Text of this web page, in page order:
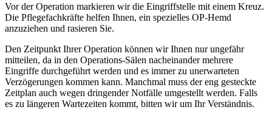
Vor der Operation markieren wir die Eingriffstelle mit einem Kreuz.
Die Pflegefachkräfte helfen Ihnen, ein spezielles OP-Hemd
anzuziehen und rasieren Sie.
Den Zeitpunkt Ihrer Operation können wir Ihnen nur ungefähr
mitteilen, da in den Operations-Sälen nacheinander mehrere
Eingriffe durchgeführt werden und es immer zu unerwarteten
Verzögerungen kommen kann. Manchmal muss der eng gesteckte
Zeitplan auch wegen dringender Notfälle umgestellt werden. Falls
es zu längeren Wartezeiten kommt, bitten wir um Ihr Verständnis.